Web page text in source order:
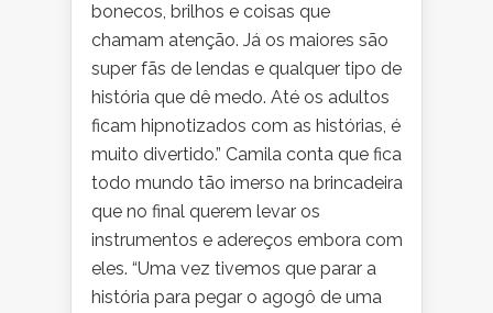
bonecos, brilhos e coisas que
chamam atenção. Já os maiores são
super fãs de lendas e qualquer tipo de
história que dê medo. Até os adultos
ficam hipnotizados com as histórias, é
muito divertido.” Camila conta que fica
todo mundo tão imerso na brincadeira
que no final querem levar os
instrumentos e adereços embora com
eles. “Uma vez tivemos que parar a
história para pegar o agogô de uma